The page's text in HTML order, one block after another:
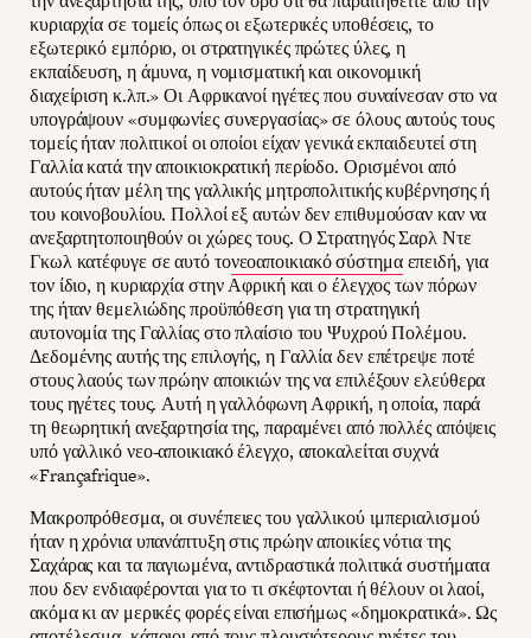
κυριαρχία σε τομείς όπως οι εξωτερικές υποθέσεις, το
εξωτερικό εμπόριο, οι στρατηγικές πρώτες ύλες, η
εκπαίδευση, η άμυνα, η νομισματική και οικονομική
διαχείριση κ.λπ.» Οι Αφρικανοί ηγέτες που συναίνεσαν στο να
υπογράψουν «συμφωνίες συνεργασίας» σε όλους αυτούς τους
τομείς ήταν πολιτικοί οι οποίοι είχαν γενικά εκπαιδευτεί στη
Γαλλία κατά την αποικιοκρατική περίοδο. Ορισμένοι από
αυτούς ήταν μέλη της γαλλικής μητροπολιτικής κυβέρνησης ή
του κοινοβουλίου. Πολλοί εξ αυτών δεν επιθυμούσαν καν να
ανεξαρτητοποιηθούν οι χώρες τους. Ο Στρατηγός Σαρλ Ντε
Γκωλ κατέφυγε σε αυτό τονεοαποικιακό σύστημαεπειδή, για
τον ίδιο, η κυριαρχία στην Αφρική και ο έλεγχος των πόρων
της ήταν θεμελιώδης προϋπόθεση για τη στρατηγική
αυτονομία της Γαλλίας στο πλαίσιο του Ψυχρού Πολέμου.
Δεδομένης αυτής της επιλογής, η Γαλλία δεν επέτρεψε ποτέ
στους λαούς των πρώην αποικιών της να επιλέξουν ελεύθερα
τους ηγέτες τους. Αυτή η γαλλόφωνη Αφρική, η οποία, παρά
τη θεωρητική ανεξαρτησία της, παραμένει από πολλές απόψεις
υπό γαλλικό νεο-αποικιακό έλεγχο, αποκαλείται συχνά
«Françafrique».
Μακροπρόθεσμα, οι συνέπειες του γαλλικού ιμπεριαλισμού
ήταν η χρόνια υπανάπτυξη στις πρώην αποικίες νότια της
Σαχάρας και τα παγιωμένα, αντιδραστικά πολιτικά συστήματα
που δεν ενδιαφέρονται για το τι σκέφτονται ή θέλουν οι λαοί,
ακόμα κι αν μερικές φορές είναι επισήμως «δημοκρατικά». Ως